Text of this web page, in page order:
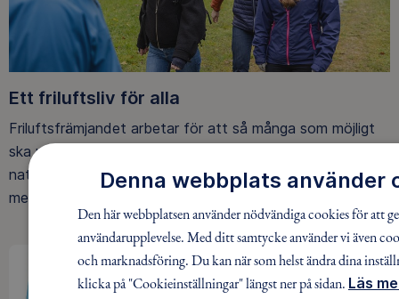
Ett friluftsliv för alla
Friluftsfrämjandet arbetar för att så många som möjligt
ska upptäcka den rörelseglädje och de hälsoeffekter som
naturen ger. Som medlem bidrar du också till vårt arbete
med att skydda allemansrätten.
Denna webbplats använder
Den här webbplatsen använder nödvändiga cookies för att
användarupplevelse. Med ditt samtycke använder vi även
och marknadsföring. Du kan när som helst ändra dina
klicka på "Cookieinställningar" längst ner på sidan. Läs